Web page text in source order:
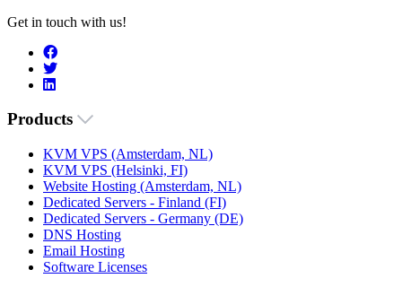
Get in touch with us!
Products
KVM VPS (Amsterdam, NL)
KVM VPS (Helsinki, FI)
Website Hosting (Amsterdam, NL)
Dedicated Servers - Finland (FI)
Dedicated Servers - Germany (DE)
DNS Hosting
Email Hosting
Software Licenses